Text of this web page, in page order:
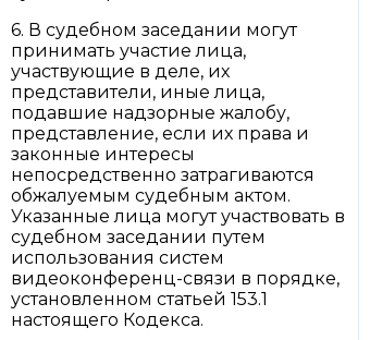
6. В судебном заседании могут
принимать участие лица,
участвующие в деле, их
представители, иные лица,
подавшие надзорные жалобу,
представление, если их права и
законные интересы
непосредственно затрагиваются
обжалуемым судебным актом.
Указанные лица могут участвовать в
судебном заседании путем
использования систем
видеоконференц-связи в порядке,
установленном статьей 153.1
настоящего Кодекса.